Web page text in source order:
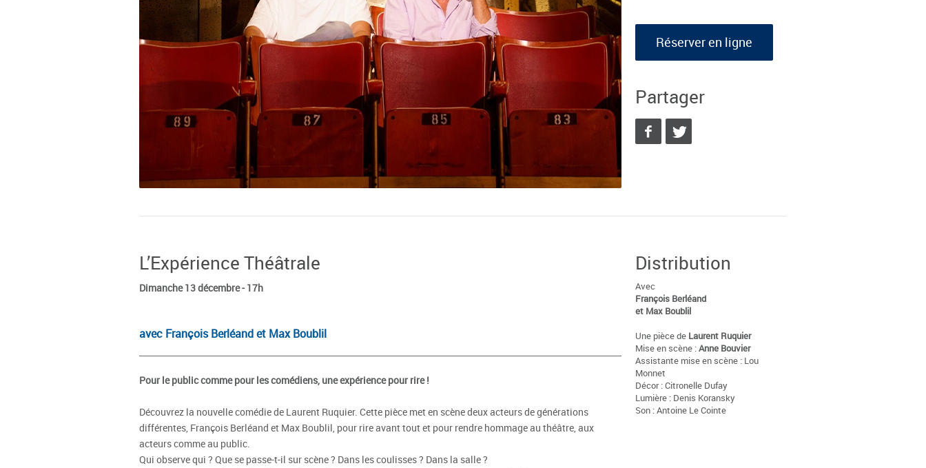
Réserver en ligne
Partager
L’Expérience Théâtrale
Dimanche 13 décembre - 17h
avec François Berléand et Max Boublil
Pour le public comme pour les comédiens, une expérience pour rire !
Découvrez la nouvelle comédie de Laurent Ruquier. Cette pièce met en scène deux acteurs de générations
différentes, François Berléand et Max Boublil, pour rire avant tout et pour rendre hommage au théâtre, aux
acteurs comme au public.
Qui observe qui ? Que se passe-t-il sur scène ? Dans les coulisses ? Dans la salle ?
Distribution
Avec
François Berléand
et Max Boublil
Une pièce de Laurent Ruquier
Mise en scène :Anne Bouvier
Assistante mise en scène : Lou
Monnet
Décor : Citronelle Dufay
Lumière : Denis Koransky
Son : Antoine Le Cointe